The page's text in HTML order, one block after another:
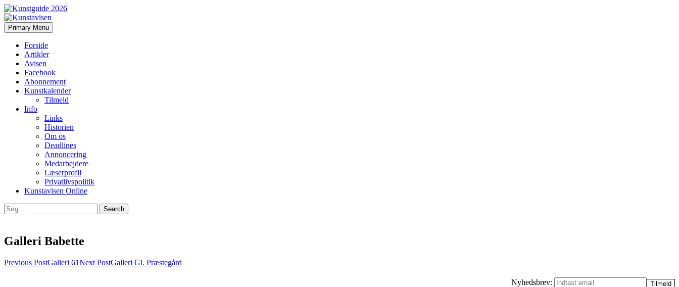
Kunstavisen
Search
Primary Menu Skip
to
Forside
Artikler
Avisen
Facebook
Abonnement
Kunstkalender
Tilmeld
Info
Links
Historien
Om os
Deadlines
Annoncering
Medarbejdere
Læserprofil
Privatlivspolitik
Kunstavisen Online
Search
for:
Galleri Babette
Post
Previous PostGalleri 61Next PostGalleri Gl. Præstegård
Nyhedsbrev: